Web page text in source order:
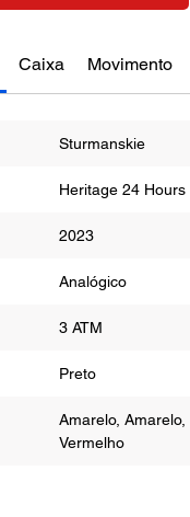
Caixa Movimento
Sturmanskie
Heritage 24 Hours
2023
Analógico
3 ATM
Preto
Amarelo, Amarelo,
Vermelho